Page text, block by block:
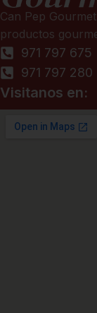
Can Pep
productos
971 797 675
971 797 280
Visitanos en: